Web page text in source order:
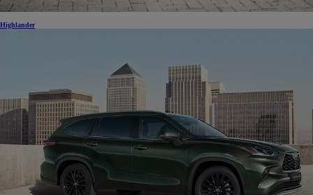
Highlander